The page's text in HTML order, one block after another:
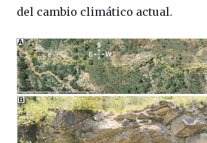
del cambio climático actual.